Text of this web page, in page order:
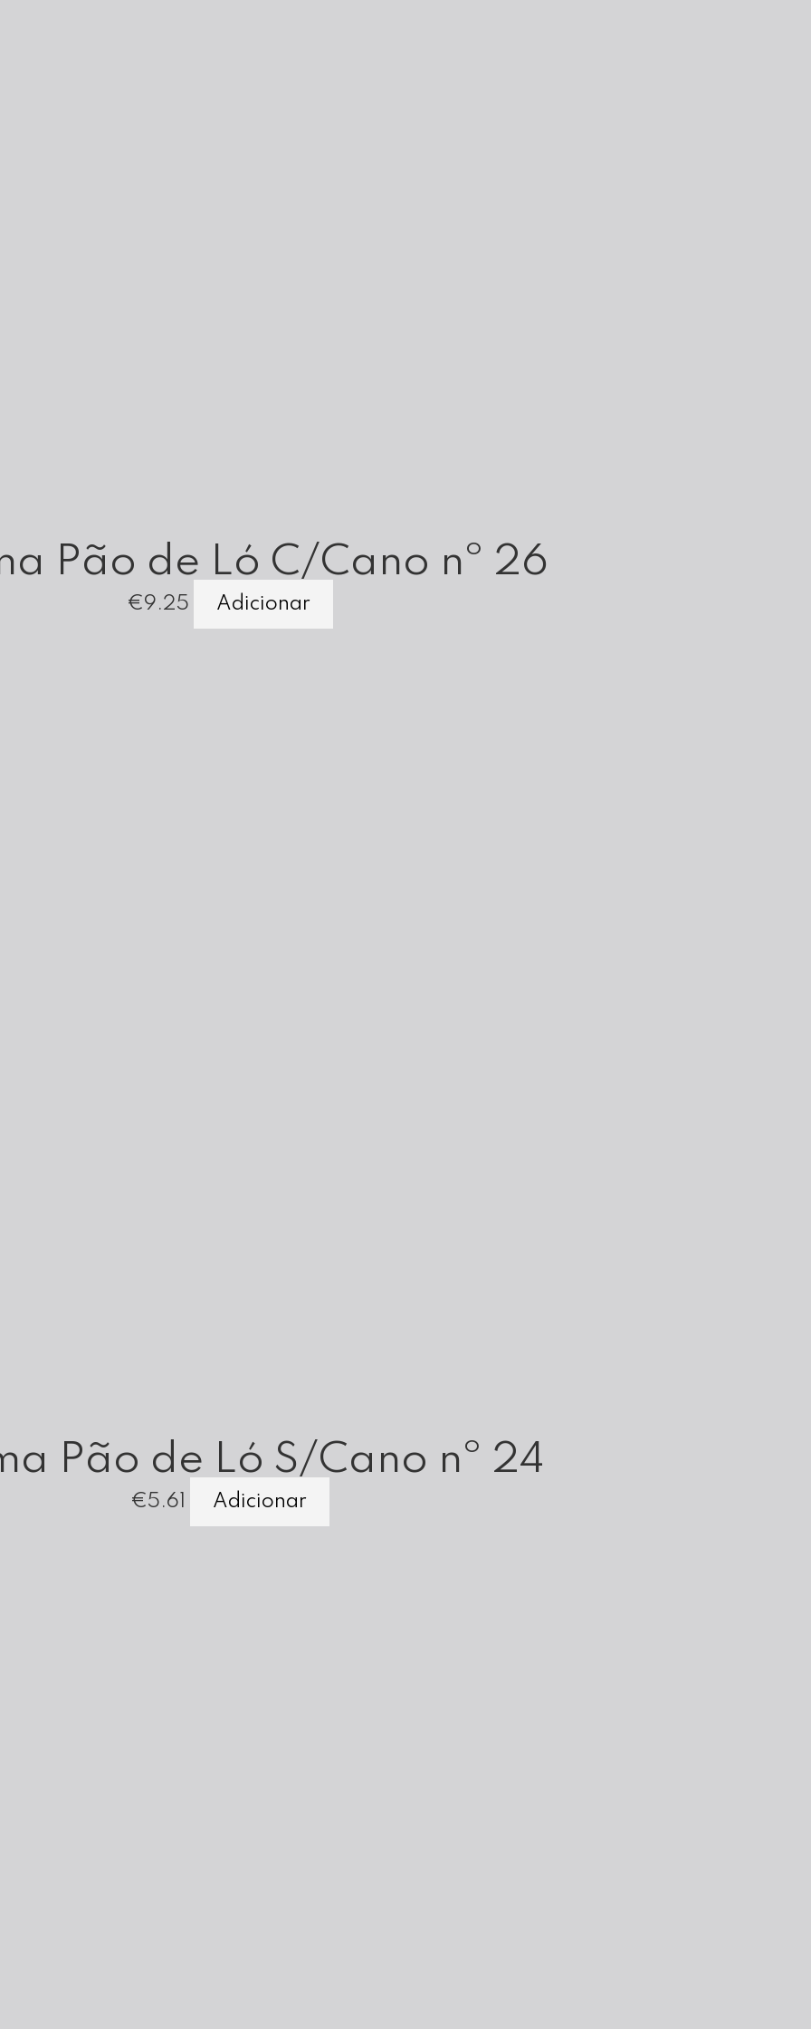
Pão de Ló C/Cano nº 26
€9.25 Adicionar
Pão de Ló S/Cano nº 24
€5.61 Adicionar